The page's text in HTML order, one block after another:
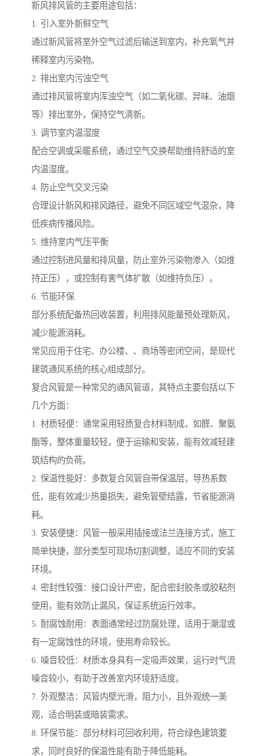
新风排风管的主要用途包括：
1. 引入室外新鲜空气
通过新风管将室外空气过滤后输送到室内，补充氧气并
稀释室内污染物。
2. 排出室内污浊空气
通过排风管将室内浑浊空气（如二氧化碳、异味、油烟
等）排出室外，保持空气清新。
3. 调节室内温湿度
配合空调或采暖系统，通过空气交换帮助维持舒适的室
内温湿度。
4. 防止空气交叉污染
合理设计新风和排风路径，避免不同区域空气混杂，降
低疾病传播风险。
5. 维持室内气压平衡
通过控制进风量和排风量，防止室外污染物渗入（如维
持正压），或控制有害气体扩散（如维持负压）。
6. 节能环保
部分系统配备热回收装置，利用排风能量预处理新风，
减少能源消耗。
常见应用于住宅、办公楼、、商场等密闭空间，是现代
建筑通风系统的核心组成部分。
复合风管是一种常见的通风管道，其特点主要包括以下
几个方面：
1. 材质轻便：通常采用轻质复合材料制成，如醛、聚氨
酯等，整体重量较轻，便于运输和安装，能有效减轻建
筑结构的负荷。
2. 保温性能好：多数复合风管自带保温层，导热系数
低，能有效减少热量损失，避免管壁结露，节省能源消
耗。
3. 安装便捷：风管一般采用插接或法兰连接方式，施工
简单快捷，部分类型可现场切割调整，适应不同的安装
环境。
4. 密封性较强：接口设计严密，配合密封胶条或胶粘剂
使用，能有效防止漏风，保证系统运行效率。
5. 耐腐蚀耐用：表面通常经过防腐处理，适用于潮湿或
有一定腐蚀性的环境，使用寿命较长。
6. 噪音较低：材质本身具有一定吸声效果，运行时气流
噪音较小，有助于改善室内环境舒适度。
7. 外观整洁：风管内壁光滑，阻力小，且外观统一美
观，适合明装或暗装需求。
8. 环保节能：部分材料可回收利用，符合绿色建筑要
求，同时良好的保温性能有助于降低能耗。